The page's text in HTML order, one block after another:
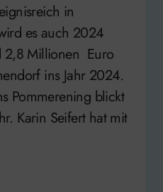
es auch 2024
2,8 Millionen Euro
ins Jahr 2024.
Pommerening blickt
Karin Seifert hat mit